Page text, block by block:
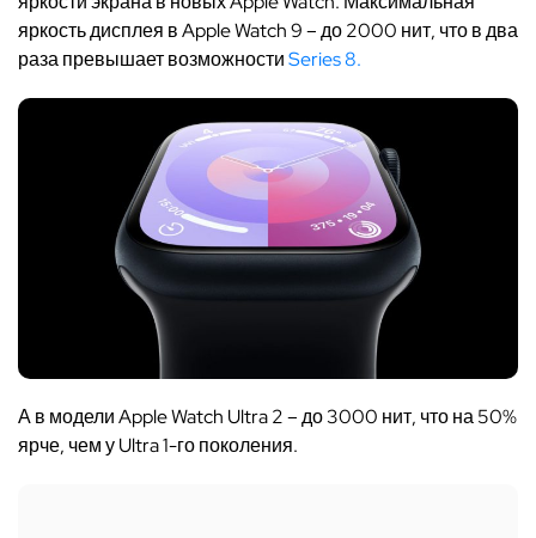
яркость дисплея в Apple Watch 9 – до 2000 нит, что в два
раза превышает возможностиSeries 8.
А в модели Apple Watch Ultra 2 – до 3000 нит, что на 50%
ярче, чем у Ultra 1-го поколения.